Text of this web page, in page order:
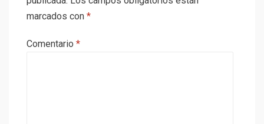
marcados con *
Comentario *